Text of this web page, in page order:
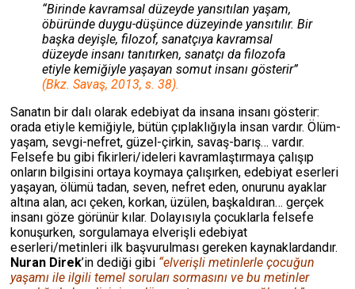
“Birinde kavramsal düzeyde yansıtılan yaşam,
öbüründe duygu-düşünce düzeyinde yansıtılır. Bir
başka deyişle, filozof, sanatçıya kavramsal
düzeyde insanı tanıtırken, sanatçı da filozofa
etiyle kemiğiyle yaşayan somut insanı gösterir”
(Bkz. Savaş, 2013, s. 38).
Sanatın bir dalı olarak edebiyat da insana insanı gösterir:
orada etiyle kemiğiyle, bütün çıplaklığıyla insan vardır. Ölüm-
yaşam, sevgi-nefret, güzel-çirkin, savaş-barış… vardır.
Felsefe bu gibi fikirleri/ideleri kavramlaştırmaya çalışıp
onların bilgisini ortaya koymaya çalışırken, edebiyat eserleri
yaşayan, ölümü tadan, seven, nefret eden, onurunu ayaklar
altına alan, acı çeken, korkan, üzülen, başkaldıran… gerçek
insanı göze görünür kılar. Dolayısıyla çocuklarla felsefe
konuşurken, sorgulamaya elverişli edebiyat
eserleri/metinleri ilk başvurulması gereken kaynaklardandır.
Nuran Direk’in dediği gibi “elverişli metinlerle çocuğun
yaşamı ile ilgili temel soruları sormasını ve bu metinler